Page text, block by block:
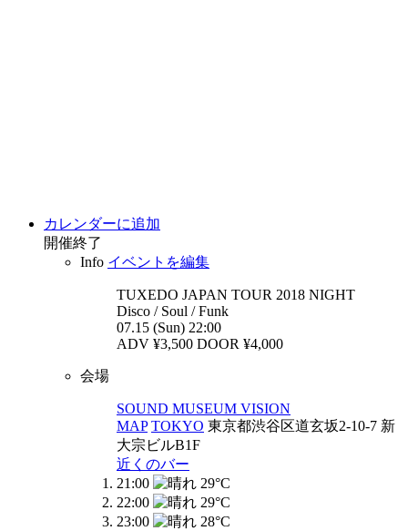
カレンダーに追加
開催終了
Info イベントを編集
TUXEDO JAPAN TOUR 2018 NIGHT
Disco / Soul / Funk
07.15 (Sun) 22:00
ADV ¥3,500 DOOR ¥4,000
会場
SOUND MUSEUM VISION
MAP TOKYO 東京都渋谷区道玄坂2-10-7 新
大宗ビルB1F
近くのバー
21:00
29°C
22:00
29°C
23:00
28°C